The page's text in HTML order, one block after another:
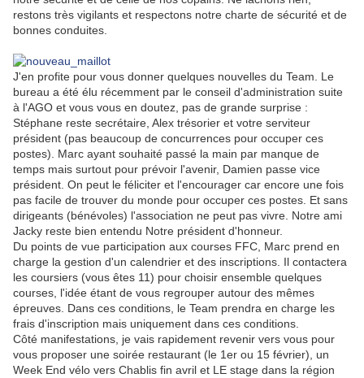
restons très vigilants et respectons notre charte de sécurité et de
bonnes conduites.
J'en profite pour vous donner quelques nouvelles du Team. Le
bureau a été élu récemment par le conseil d'administration suite
à l'AGO et vous vous en doutez, pas de grande surprise :
Stéphane reste secrétaire, Alex trésorier et votre serviteur
président (pas beaucoup de concurrences pour occuper ces
postes). Marc ayant souhaité passé la main par manque de
temps mais surtout pour prévoir l'avenir, Damien passe vice
président. On peut le féliciter et l'encourager car encore une fois
pas facile de trouver du monde pour occuper ces postes. Et sans
dirigeants (bénévoles) l'association ne peut pas vivre. Notre ami
Jacky reste bien entendu Notre président d'honneur.
Du points de vue participation aux courses FFC, Marc prend en
charge la gestion d'un calendrier et des inscriptions. Il contactera
les coursiers (vous êtes 11) pour choisir ensemble quelques
courses, l'idée étant de vous regrouper autour des mêmes
épreuves. Dans ces conditions, le Team prendra en charge les
frais d'inscription mais uniquement dans ces conditions.
Côté manifestations, je vais rapidement revenir vers vous pour
vous proposer une soirée restaurant (le 1er ou 15 février), un
Week End vélo vers Chablis fin avril et LE stage dans la région